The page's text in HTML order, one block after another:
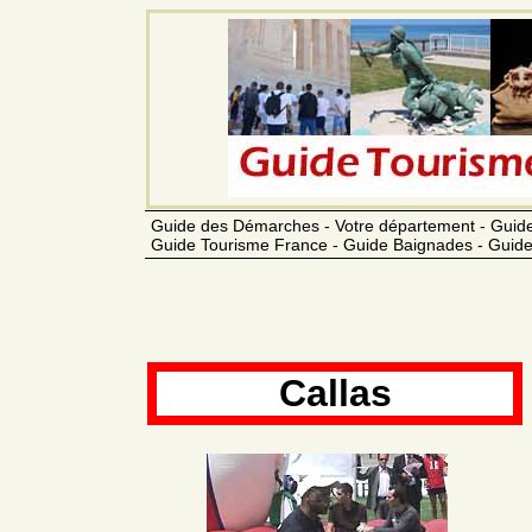
Guide des Démarches - Votre département -
Guide Tourisme France - Guide Baignades -
Callas